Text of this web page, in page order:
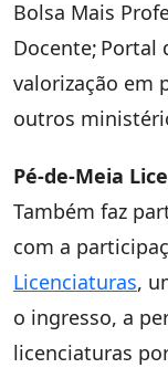
Bolsa Mais
Docente; Portal
valorização em
outros
Pé-de-Meia
Também faz
com a
Licenciaturas,
o ingresso, a
licenciaturas